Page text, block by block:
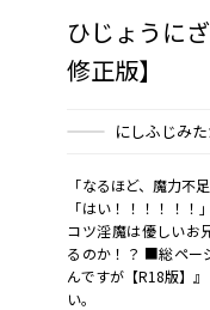
ひじょうに
修正版】
にしふじみ
「なるほど、魔力不
「はい！！！！！
コツ淫魔は優しいお
るのか！？ ■総ペー
んですが【R18版】
い。